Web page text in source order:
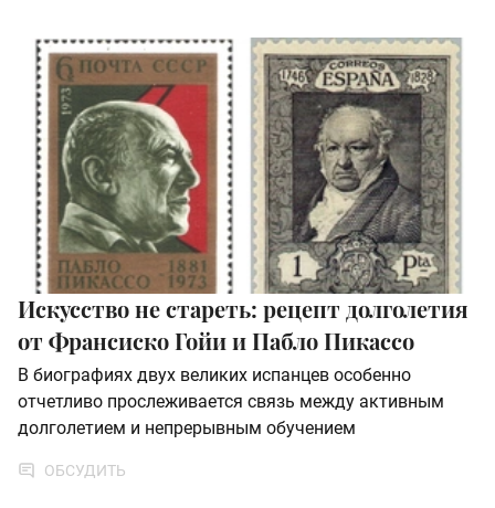
Искусство не стареть: рецепт долголетия
от Франсиско Гойи и Пабло Пикассо
В биографиях двух великих испанцев особенно
отчетливо прослеживается связь между активным
долголетием и непрерывным обучением
ОБСУДИТЬ